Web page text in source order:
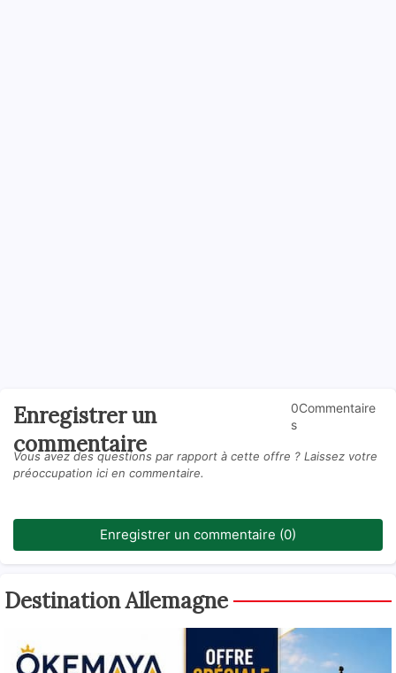
Enregistrer un
commentaire
0Commentaire
s
Vous avez des questions par rapport à cette offre ? Laissez votre
préoccupation ici en commentaire.
Enregistrer un commentaire (0)
Destination Allemagne